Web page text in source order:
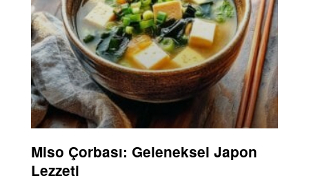
Miso Çorbası: Geleneksel Japon
Lezzeti